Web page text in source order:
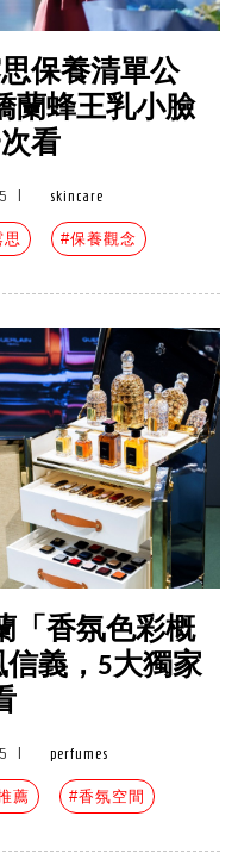
保養清單公
蘭蜂王乳小臉
看
skincare
思 #保養觀念
「香氛色彩概
義，5大獨家
perfumes
薦 #香氛空間